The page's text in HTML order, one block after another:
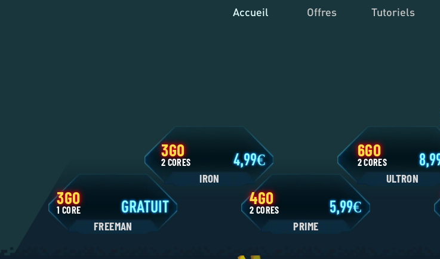
Accueil Offres Tutoriels
3GO
1 CORE GRATUIT
3GO
2 CORES 4,99
4GO
2 CORES 5,99
6GO
2 CORES